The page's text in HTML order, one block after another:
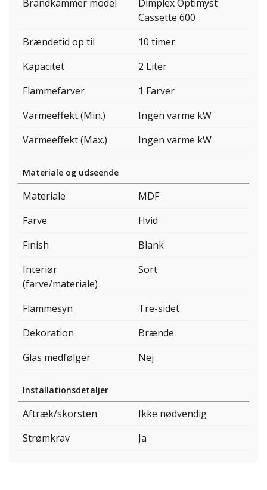
Brandkammer model
Dimplex Optimyst
Cassette 600
Brændetid op til
10 timer
Kapacitet
2 Liter
Flammefarver
1 Farver
Varmeeffekt (Min.)
Ingen varme kW
Varmeeffekt (Max.)
Ingen varme kW
Materiale og udseende
Materiale
MDF
Farve
Hvid
Finish
Blank
Interiør
(farve/materiale)
Sort
Flammesyn
Tre-sidet
Dekoration
Brænde
Glas medfølger
Nej
Installationsdetaljer
Aftræk/skorsten
Ikke nødvendig
Strømkrav
Ja